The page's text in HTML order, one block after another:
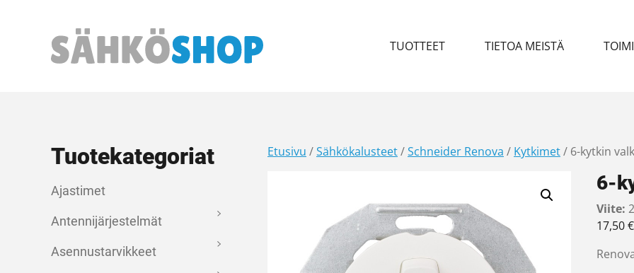
Päävalikko TUOTTEET TIETOA MEISTÄ
Tuotekategoriat
Ajastimet
Antennijärjestelmät
Asennustarvikkeet
Etusivu /Sähkökalusteet/Schneider Renova / Kytkimet/ 6-kytkin
6-
Viite:
17,50€